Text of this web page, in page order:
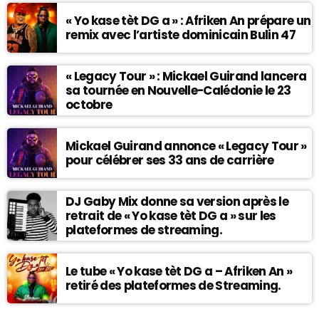
« Yo kase tèt DG a » : Afriken An prépare un
remix avec l’artiste dominicain Bulin 47
« Legacy Tour » : Mickael Guirand lancera
sa tournée en Nouvelle-Calédonie le 23
octobre
Mickael Guirand annonce « Legacy Tour »
pour célébrer ses 33 ans de carrière
DJ Gaby Mix donne sa version après le
retrait de « Yo kase tèt DG a » sur les
plateformes de streaming.
Le tube « Yo kase tèt DG a – Afriken An »
retiré des plateformes de Streaming.